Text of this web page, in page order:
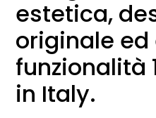
estetica,
originale
funzionalità
in Italy.